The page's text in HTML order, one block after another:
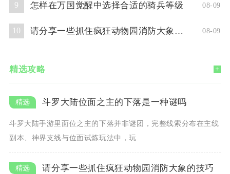
9 怎样在万国觉醒中选择合适的骑兵等级 08-09
10 请分享一些抓住疯狂动物园消防大象的技巧 08-09
精选攻略 +
斗罗大陆位面之主的下落是一种谜吗
斗罗大陆手游里面位之主的下落并非谜团，完整线索分布在主线
副本、神界支线与位面试炼玩法中，玩
请分享一些抓住疯狂动物园消防大象的技巧